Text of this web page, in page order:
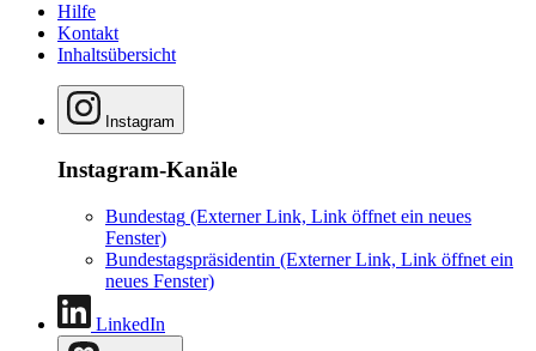
Hilfe
Kontakt
Inhaltsübersicht
Instagram
Instagram-Kanäle
Bundestag (Externer Link, Link öffnet ein neues
Fenster)
Bundestagspräsidentin (Externer Link, Link öffnet ein
neues Fenster)
LinkedIn